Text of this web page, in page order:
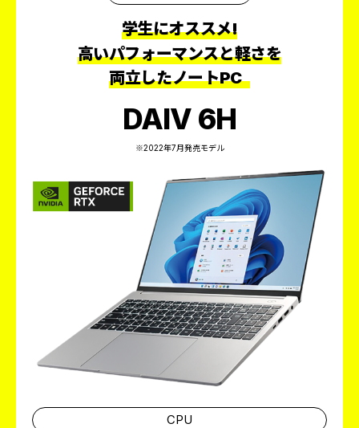
学生にオススメ!
高いパフォーマンスと軽さを
両立したノートPC
DAIV 6H
※2022年7月発売モデル
CPU